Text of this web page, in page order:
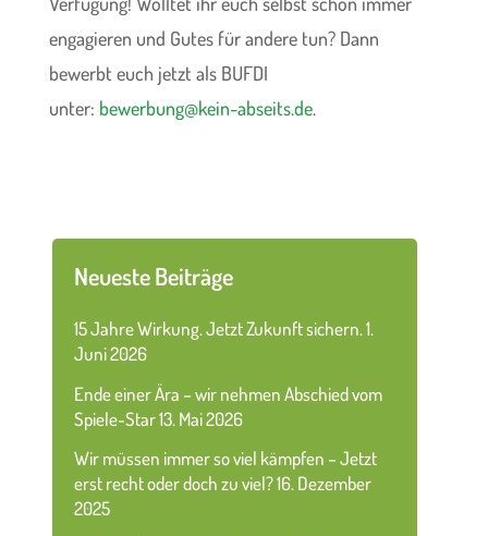
engagieren und Gutes für andere tun? Dann
bewerbt euch jetzt als BUFDI
unter: bewerbung@kein-abseits.de.
Neueste Beiträge
15 Jahre Wirkung. Jetzt Zukunft sichern.1.
Juni 2026
Ende einer Ära – wir nehmen Abschied vom
Spiele-Star13. Mai 2026
Wir müssen immer so viel kämpfen – Jetzt
erst recht oder doch zu viel?16. Dezember
2025